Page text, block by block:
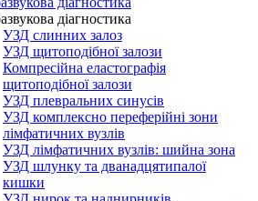
діагностика
УЗД слинних залоз
УЗД щитоподібної залози
Компресійна еластографія
щитоподібної залози
УЗД плевральних синусів
УЗД комплексно переферійні зони
лімфатичних вузлів
УЗД лімфатичних вузлів: шийна зона
УЗД шлунку та дванадцятипалої
кишки